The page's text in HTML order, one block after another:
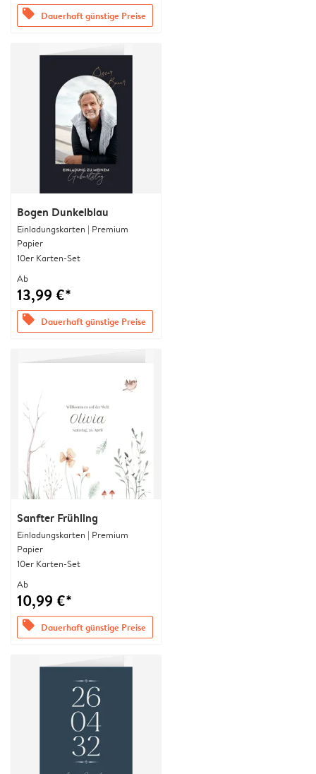
offers Dauerhaft günstige Preise
Bogen Dunkelblau
Einladungskarten | Premium
Papier
10er Karten-Set
Ab
13,99 €*
offers Dauerhaft günstige Preise
Sanfter Frühling
Einladungskarten | Premium
Papier
10er Karten-Set
Ab
10,99 €*
offers Dauerhaft günstige Preise